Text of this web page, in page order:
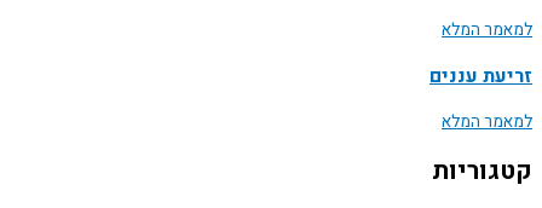
למאמר המלא
זריעת עננים
למאמר המלא
קטגוריות